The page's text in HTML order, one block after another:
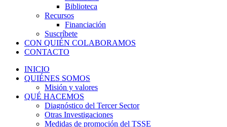
Biblioteca
Recursos
Financiación
Suscríbete
CON QUIÉN COLABORAMOS
CONTACTO
INICIO
QUIÉNES SOMOS
Misión y valores
QUÉ HACEMOS
Diagnóstico del Tercer Sector
Otras Investigaciones
Medidas de promoción del TSSE